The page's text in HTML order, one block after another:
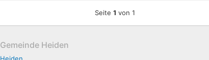
Seite 1 von 1
Gemeinde Heiden